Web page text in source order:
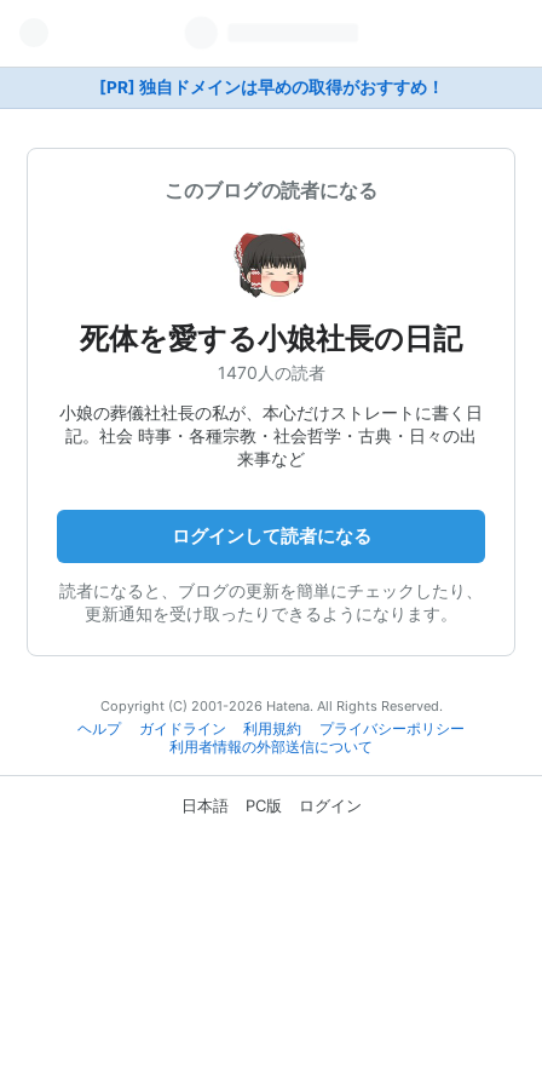
[PR] 独自ドメインは早めの取得がおすすめ！
このブログの読者になる
死体を愛する小娘社長の日記
1470人の読者
小娘の葬儀社社長の私が、本心だけストレートに書く日
記。社会 時事・各種宗教・社会哲学・古典・日々の出
来事など
ログインして読者になる
読者になると、ブログの更新を簡単にチェックしたり、
更新通知を受け取ったりできるようになります。
Copyright (C) 2001-2026 Hatena. All Rights Reserved.
ヘルプ
ガイドライン 利用規約
プライバシーポリシー
利用者情報の外部送信について
日本語 PC版 ログイン